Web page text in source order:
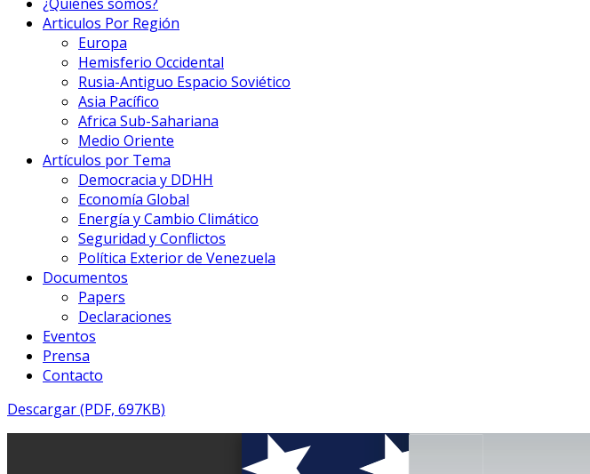
Articulos Por Región
Europa
Hemisferio Occidental
Rusia-Antiguo Espacio Soviético
Asia Pacífico
Africa Sub-Sahariana
Medio Oriente
Artículos por Tema
Democracia y DDHH
Economía Global
Energía y Cambio Climático
Seguridad y Conflictos
Política Exterior de Venezuela
Documentos
Papers
Declaraciones
Eventos
Prensa
Contacto
Descargar (PDF, 697KB)